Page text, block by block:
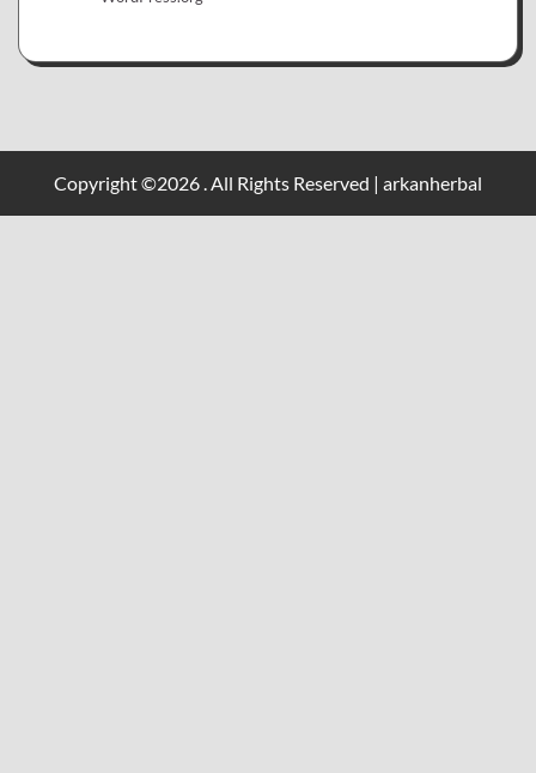
Copyright ©2026 . All Rights Reserved | arkanherbal